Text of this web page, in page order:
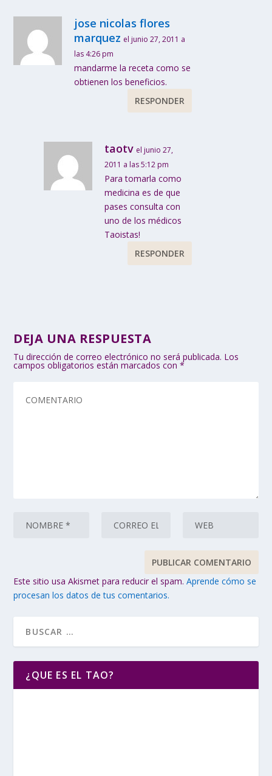
jose nicolas flores
marquez el junio 27, 2011 a
las 4:26 pm
mandarme la receta como se
obtienen los beneficios.
RESPONDER
taotv el junio 27,
2011 a las 5:12 pm
Para tomarla como
medicina es de que
pases consulta con
uno de los médicos
Taoistas!
RESPONDER
DEJA UNA RESPUESTA
Tu dirección de correo electrónico no será publicada. Los
campos obligatorios están marcados con*
Este sitio usa Akismet para reducir el spam.Aprende cómo se
procesan los datos de tus comentarios.
¿QUE ES EL TAO?